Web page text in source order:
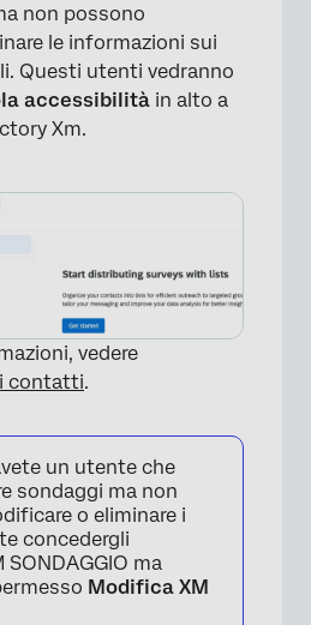
non possono
le informazioni sui
Questi utenti vedranno
accessibilità in alto a
Xm.
vedere
contatti.
un utente che
sondaggi ma non
o eliminare i
concedergli
SONDAGGIO ma
Modifica XM